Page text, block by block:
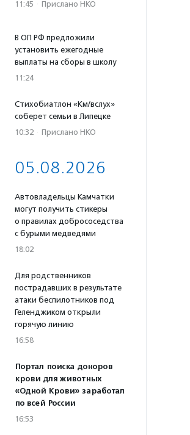
11:45 · Прислано НКО
В ОП РФ предложили
установить ежегодные
выплаты на сборы в школу
11:24
Стихобиатлон «Км/вслух»
соберет семьи в Липецке
10:32 · Прислано НКО
05.08.2026
Автовладельцы Камчатки
могут получить стикеры
о правилах добрососедства
с бурыми медведями
18:02
Для родственников
пострадавших в результате
атаки беспилотников под
Геленджиком открыли
горячую линию
16:58
Портал поиска доноров
крови для животных
«Одной Крови» заработал
по всей России
16:53